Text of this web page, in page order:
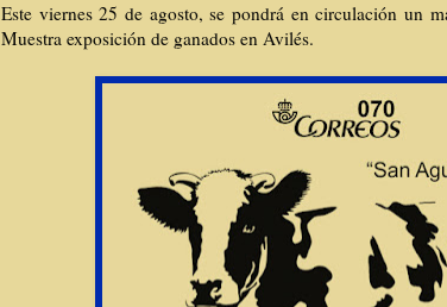
Este viernes 25 de agosto, se pondrá en circulación un
Muestra exposición de ganados en Avilés.